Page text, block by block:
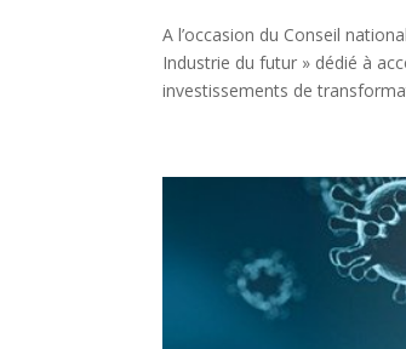
A l’occasion du Conseil
Industrie du futur » dédié à
investissements de